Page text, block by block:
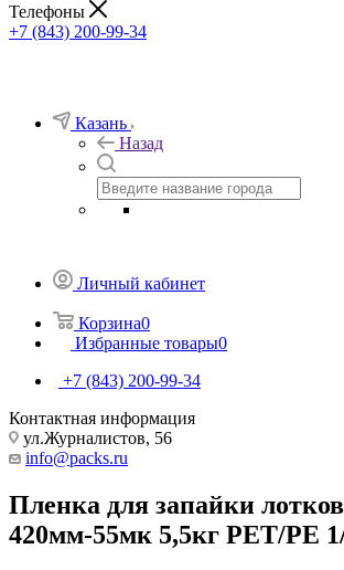
Телефоны
+7 (843) 200-99-34
Казань
Назад
Личный кабинет
Корзина0
Избранные товары0
+7 (843) 200-99-34
Контактная информация
ул.Журналистов, 56
info@packs.ru
Пленка для запайки лотков
420мм-55мк 5,5кг РЕТ/PE